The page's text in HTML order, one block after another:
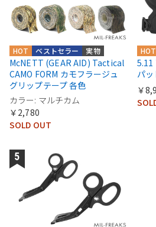
実物
ベストセラー
HOT
McNETT (GEAR AID) Tactical
CAMO FORM カモフラージュ
グリップテープ 各色
カラー: マルチカム
￥2,780
SOLD OUT
HOT
5.11
パッ
￥